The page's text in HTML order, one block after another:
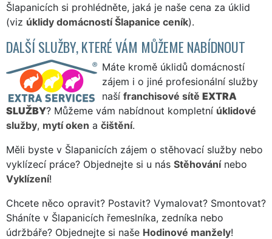
Šlapanicích si prohlédněte, jaká je naše cena za úklid
(viz úklidy domácností Šlapanice ceník).
DALŠÍ SLUŽBY, KTERÉ VÁM MŮŽEME NABÍDNOUT
Máte kromě úklidů domácností
zájem i o jiné profesionální služby
naší franchisové sítě EXTRA
SLUŽBY? Můžeme vám nabídnout kompletní úklidové
služby, mytí oken a čištění.
Měli byste v Šlapanicích zájem o stěhovací služby nebo
vyklízecí práce? Objednejte si u nás Stěhovánínebo
Vyklízení!
Chcete něco opravit? Postavit? Vymalovat? Smontovat?
Sháníte v Šlapanicích řemeslníka, zedníka nebo
údržbáře? Objednejte si naše Hodinové manžely!